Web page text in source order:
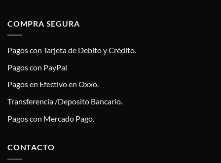
COMPRA SEGURA
Pagos con Tarjeta de Debito y Crédito.
Pagos con PayPal
Pagos en Efectivo en Oxxo.
Transferencia /Deposito Bancario.
Pagos con Mercado Pago.
CONTACTO